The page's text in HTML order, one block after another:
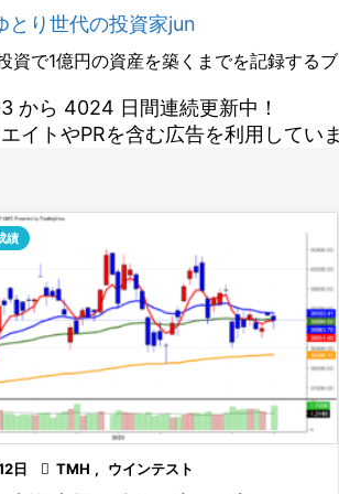
とり世代の投資家jun
資で1億円の資産を築くまでを記録するブ
から 4024 日間連続更新中！
イトやPRを含む広告を利用してい
日
績
 TMH , ウインテスト